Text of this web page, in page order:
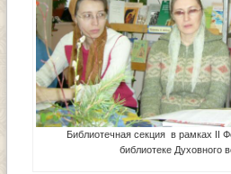
Библиотечная секция в рамках II
библиотеке Духовного